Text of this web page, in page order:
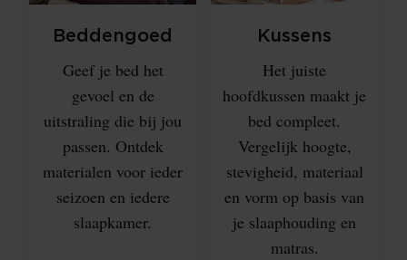
Beddengoed
Geef je bed het
gevoel en de
uitstraling die bij jou
passen. Ontdek
materialen voor ieder
seizoen en iedere
slaapkamer.
Kussens
Het juiste
hoofdkussen maakt je
bed compleet.
Vergelijk hoogte,
stevigheid, materiaal
en vorm op basis van
je slaaphouding en
matras.